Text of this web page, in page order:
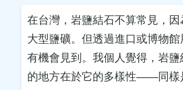
在台灣，岩鹽結石不算常見，
大型鹽礦。但透過進口或博物館
有機會見到。我個人覺得，岩鹽
的地方在於它的多樣性——同樣